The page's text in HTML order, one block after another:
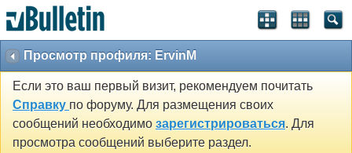
Просмотр профиля: ErvinM
Если это ваш первый визит, рекомендуем почитать
Справку по форуму. Для размещения своих
сообщений необходимо зарегистрироваться. Для
просмотра сообщений выберите раздел.